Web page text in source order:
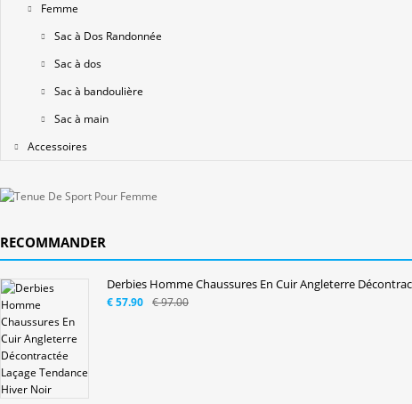
Femme
Sac à Dos Randonnée
Sac à dos
Sac à bandoulière
Sac à main
Accessoires
RECOMMANDER
Derbies Homme Chaussures En Cuir Angleterre
€ 97.00
€ 57.90